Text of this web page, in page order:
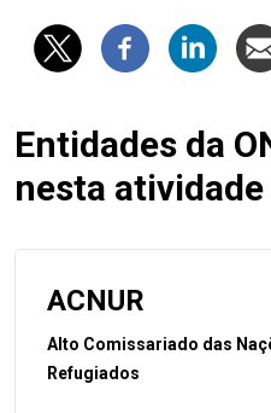
Entidades da
nesta atividade
ACNUR
Alto Comissariado das
Refugiados